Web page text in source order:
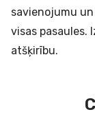
savienojumu
visas pasaules.
atšķirību.